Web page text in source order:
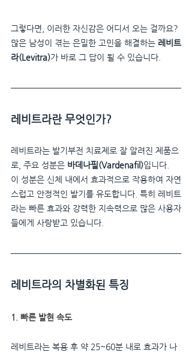
그렇다면, 이러한 자신감은 어디서 오는 걸까요?
많은 남성이 겪는 은밀한 고민을 해결하는 레비트
라(Levitra)가 바로 그 답이 될 수 있습니다.
레비트라란 무엇인가?
레비트라는 발기부전 치료제로 잘 알려진 제품으
로, 주요 성분은 바데나필(Vardenafil)입니다.
이 성분은 신체 내에서 효과적으로 작용하여 자연
스럽고 안정적인 발기를 유도합니다. 특히 레비트
라는 빠른 효과와 강력한 지속력으로 많은 사용자
들에게 사랑받고 있습니다.
레비트라의 차별화된 특징
1. 빠른 발현 속도
레비트라는 복용 후 약 25~60분 내로 효과가 나